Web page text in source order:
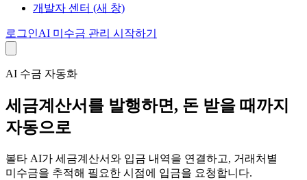
개발자 센터 (새 창)
로그인AI 미수금 관리 시작하기
AI 수금 자동화
세금계산서를 발행하면, 돈 받을 때까지
자동으로
볼타 AI가 세금계산서와 입금 내역을 연결하고, 거래처별
미수금을 추적해 필요한 시점에 입금을 요청합니다.